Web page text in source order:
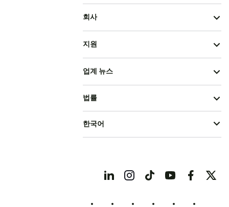
회사
지원
업계 뉴스
법률
한국어